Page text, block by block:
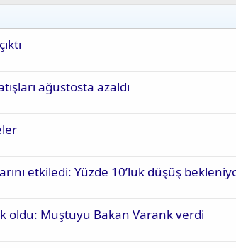
ağustosta azaldı
etkiledi: Yüzde 10’luk düşüş
oldu: Muştuyu Bakan Varank verdi